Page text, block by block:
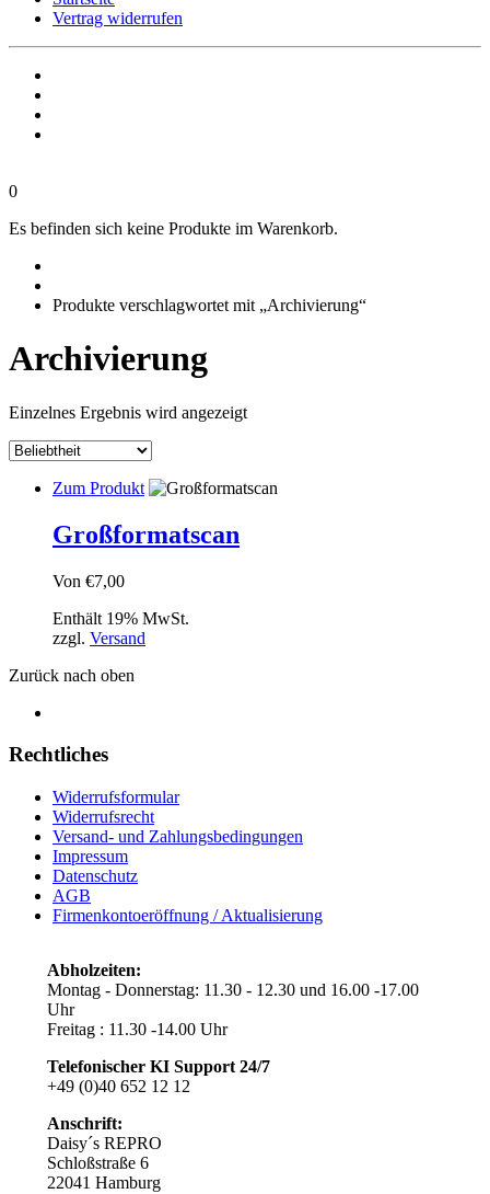
Vertrag widerrufen
0
Es befinden sich keine Produkte im Warenkorb.
Produkte verschlagwortet mit „Archivierung“
Archivierung
Einzelnes Ergebnis wird angezeigt
Zum Produkt
Großformatscan
Von €7,00
Enthält 19% MwSt.
zzgl. Versand
Zurück nach oben
Rechtliches
Widerrufsformular
Widerrufsrecht
Versand- und Zahlungsbedingungen
Impressum
Datenschutz
AGB
Firmenkontoeröffnung / Aktualisierung
Abholzeiten:
Montag - Donnerstag: 11.30 - 12.30 und 16.00 -17.00
Uhr
Freitag : 11.30 -14.00 Uhr
Telefonischer KI Support 24/7
+49 (0)40 652 12 12
Anschrift:
Daisy´s REPRO
Schloßstraße 6
22041 Hamburg